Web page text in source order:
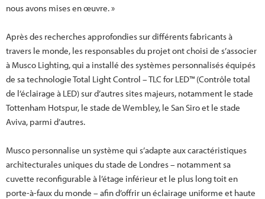
nous avons mises en œuvre. »
Après des recherches approfondies sur différents fabricants à
travers le monde, les responsables du projet ont choisi de s’associer
à Musco Lighting, qui a installé des systèmes personnalisés équipés
de sa technologie Total Light Control – TLC for LED™ (Contrôle total
de l’éclairage à LED) sur d’autres sites majeurs, notamment le stade
Tottenham Hotspur, le stade de Wembley, le San Siro et le stade
Aviva, parmi d’autres.
Musco personnalise un système qui s’adapte aux caractéristiques
architecturales uniques du stade de Londres – notamment sa
cuvette reconfigurable à l’étage inférieur et le plus long toit en
porte-à-faux du monde – afin d’offrir un éclairage uniforme et haute